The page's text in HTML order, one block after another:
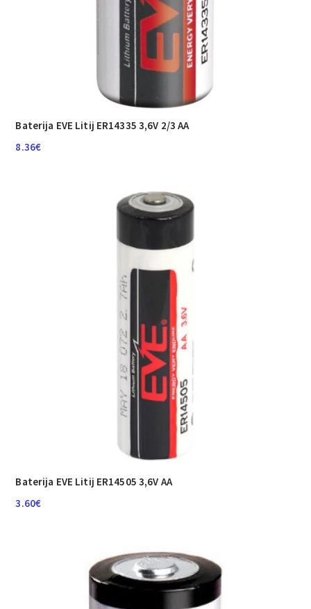
Baterija EVE Litij ER14335 3,6V 2/3 AA
8.36€
Baterija EVE Litij ER14505 3,6V AA
3.60€